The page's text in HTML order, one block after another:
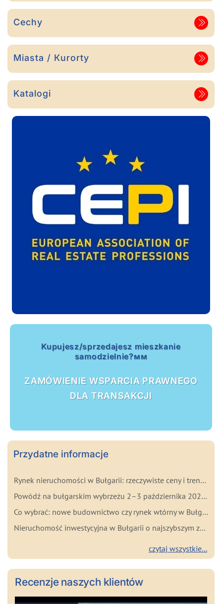
Cechy
Miasta / Кurorty
Katalogi
Kupujesz/sprzedajesz mieszkanie
samodzielnie?мм
ZAMÓWIENIE WSPARCIA PRAWNEGO
DLA TRANSAKCJI
Przydatne informacje
Rynek nieruchomości w Bułgarii: rzeczywiste ceny i trendy na początku 2026 roku
Powódź na bułgarskim wybrzeżu 2–3 października 2025: najważniejsze fakty dla kupujących
Co wybrać: nowe budownictwo czy rynek wtórny w Bułgarii? Zalety i wady każdego rozwiązania
Nieruchomość inwestycyjna w Bułgarii o najszybszym zwrocie
czytaj wszystkie...
Recenzje naszych klientów